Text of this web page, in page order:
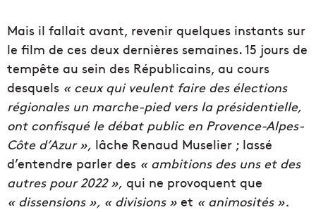
Mais il fallait avant, revenir quelques instants sur
le film de ces deux dernières semaines. 15 jours de
tempête au sein des Républicains, au cours
desquels « ceux qui veulent faire des élections
régionales un marche-pied vers la présidentielle,
ont confisqué le débat public en Provence-Alpes-
Côte d’Azur », lâche Renaud Muselier ; lassé
d’entendre parler des « ambitions des uns et des
autres pour 2022 », qui ne provoquent que
« dissensions », « divisions » et « animosités ».